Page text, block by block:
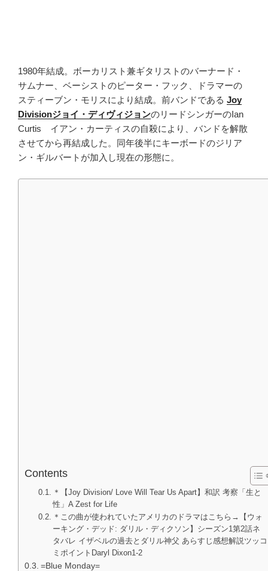
1980年結成。ボーカリスト兼ギタリストのバーナード・
サムナー、ベーシストのピーター・フック、ドラマーの
スティーブン・モリスにより結成。前バンドである Joy
Divisionジョイ・ディヴィジョンのリードシンガーのIan
Curtis イアン・カーティスの自殺により、バンドを解散
させてから再結成した。同年後半にキーボードのジリア
ン・ギルバートが加入し現在の形態に。
Contents
＊【Joy Division/ Love Will Tear Us Apart】和訳 考察「生と
性」A Zest for Life
＊この曲が使われていたアメリカのドラマはこちら→【ウォ
ーキング・デッド: ダリル・ディクソン】シーズン1第2話ネ
タバレ イザベルの過去とダリル神父 あらすじ感想解説ツッコ
ミポイントDaryl Dixon1-2
=Blue Monday=